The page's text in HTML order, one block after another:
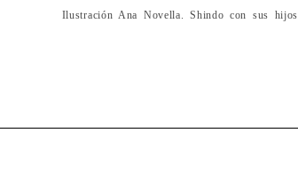
Ilustración Ana Novella. Shindo con sus hijos